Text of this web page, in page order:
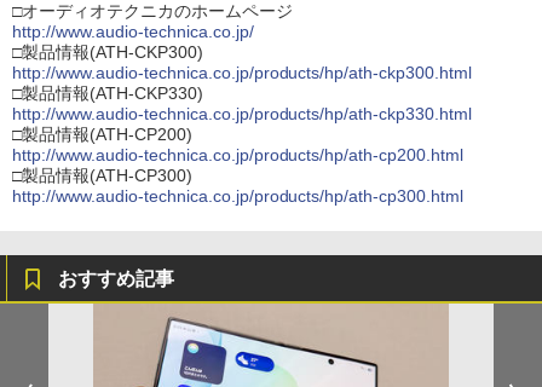
□オーディオテクニカのホームページ
http://www.audio-technica.co.jp/
□製品情報(ATH-CKP300)
http://www.audio-technica.co.jp/products/hp/ath-ckp300.html
□製品情報(ATH-CKP330)
http://www.audio-technica.co.jp/products/hp/ath-ckp330.html
□製品情報(ATH-CP200)
http://www.audio-technica.co.jp/products/hp/ath-cp200.html
□製品情報(ATH-CP300)
http://www.audio-technica.co.jp/products/hp/ath-cp300.html
おすすめ記事